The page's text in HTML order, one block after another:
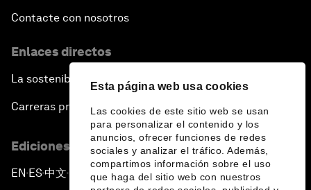
Esta página web usa cookies
Las cookies de este sitio web se usan
para personalizar el contenido y los
anuncios, ofrecer funciones de redes
sociales y analizar el tráfico. Además,
compartimos información sobre el uso
que haga del sitio web con nuestros
Contacte con nosotros
Enlaces directos
La sostenibilidad en el Foro
Carreras profesionales
Ediciones en otros idiomas
EN ▪ES▪中文▪ 日本語